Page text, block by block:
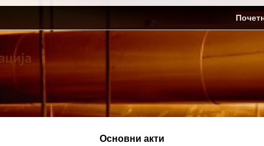
Skip
content
Основни акти